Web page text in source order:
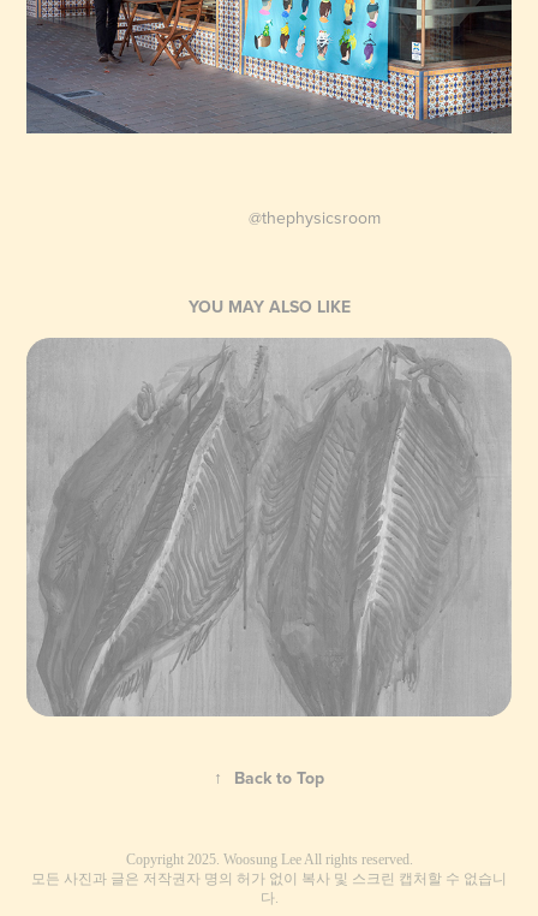
@thephysicsroom
YOU MAY ALSO LIKE
↑ Back to Top
Copyright 2025. Woosung Lee All rights reserved.
모든 사진과 글은 저작권자 명의 허가 없이 복사 및 스크린 캡처할 수 없습니
다.